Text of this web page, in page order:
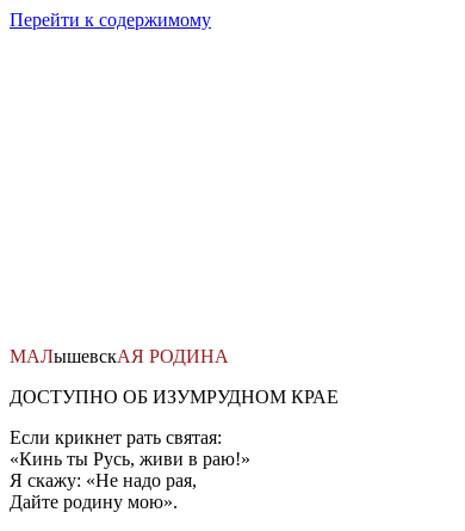
Перейти к содержимому
МАЛышевскАЯ РОДИНА
ДОСТУПНО ОБ ИЗУМРУДНОМ КРАЕ
Если крикнет рать святая:
«Кинь ты Русь, живи в раю!»
Я скажу: «Не надо рая,
Дайте родину мою».